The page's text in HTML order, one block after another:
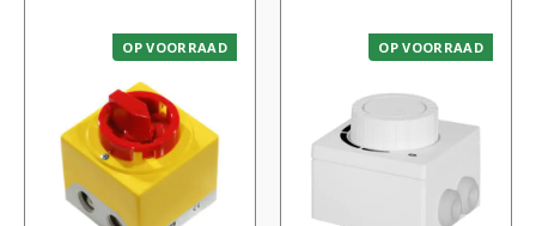
OP VOORRAAD OP VOORRAAD